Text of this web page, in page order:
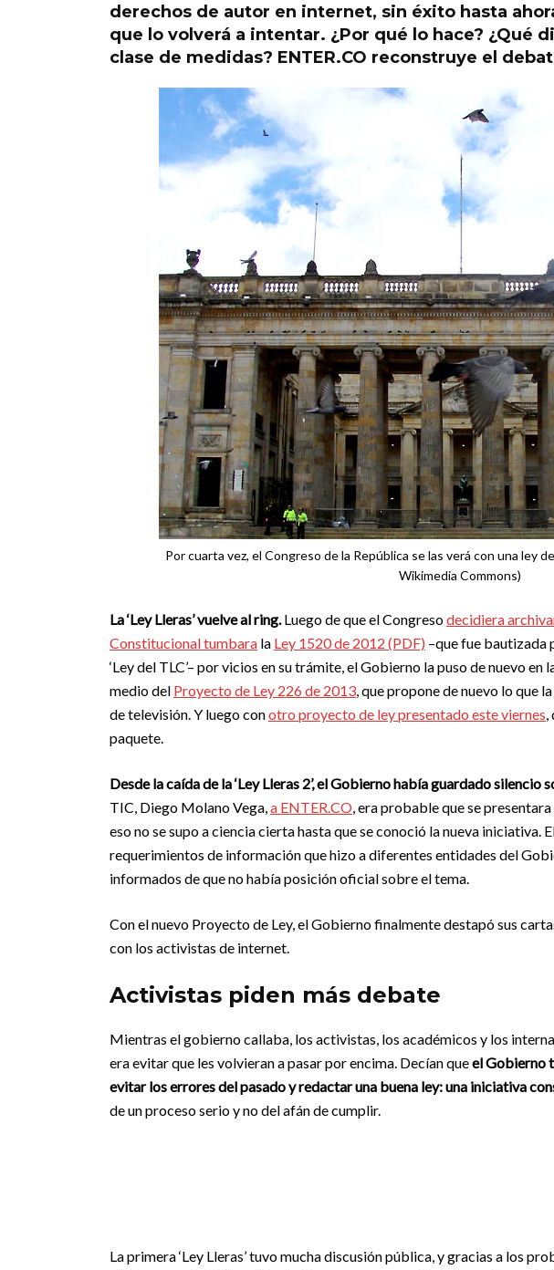
derechos de autor en internet, sin éxito hasta
que lo volverá a intentar. ¿Por qué lo hace? ¿Qué
clase de medidas? ENTER.CO reconstruye el
Por cuarta vez, el Congreso de la República se las verá con una ley
Wikimedia Commons)
La ‘Ley Lleras’ vuelve al ring.Luego de que el Congresodecidiera
Constitucional tumbara la Ley 1520 de 2012 (PDF) –que fue bautizada
‘Ley del TLC’– por vicios en su trámite, el Gobierno la puso de nuevo
medio del Proyecto de Ley 226 de 2013, que propone de nuevo lo que
de televisión. Y luego conotro proyecto de ley presentado este viernes,
paquete.
Desde la caída de la ‘Ley Lleras 2’, el Gobierno había guardado silencio
TIC, Diego Molano Vega,a ENTER.CO, era probable que se presentara
eso no se supo a ciencia cierta hasta que se conoció la nueva iniciativa.
requerimientos de información que hizo a diferentes entidades del
informados de que no había posición oficial sobre el tema.
Con el nuevo Proyecto de Ley, el Gobierno finalmente destapó sus
con los activistas de internet.
Activistas piden más debate
Mientras el gobierno callaba, los activistas, los académicos y los
era evitar que les volvieran a pasar por encima. Decían queel Gobierno
evitar los errores del pasado y redactar una buena ley: una iniciativa
de un proceso serio y no del afán de cumplir.
La primera ‘Ley Lleras’ tuvo mucha discusión pública, y gracias a los